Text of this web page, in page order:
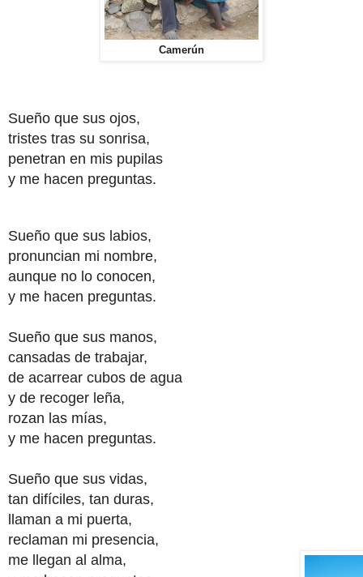
Camerún
Sueño que sus ojos,
tristes tras su sonrisa,
penetran en mis pupilas
y me hacen preguntas.
Sueño que sus labios,
pronuncian mi nombre,
aunque no lo conocen,
y me hacen preguntas.
Sueño que sus manos,
cansadas de trabajar,
de acarrear cubos de agua
y de recoger leña,
rozan las mías,
y me hacen preguntas.
Sueño que sus vidas,
tan difíciles, tan duras,
llaman a mi puerta,
reclaman mi presencia,
me llegan al alma,